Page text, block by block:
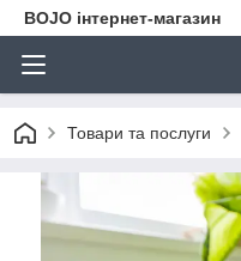
BOJO інтернет-магазин
Товари та послуги